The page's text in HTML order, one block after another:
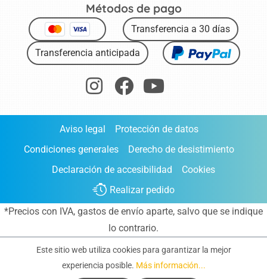
Métodos de pago
Transferencia a 30 días
Transferencia anticipada
Aviso legal
Protección de datos
Condiciones generales
Derecho de desistimiento
Declaración de accesibilidad
Cookies
Realizar pedido
*Precios con IVA, gastos de envío aparte, salvo que se indique
lo contrario.
Este sitio web utiliza cookies para garantizar la mejor
experiencia posible. Más información...